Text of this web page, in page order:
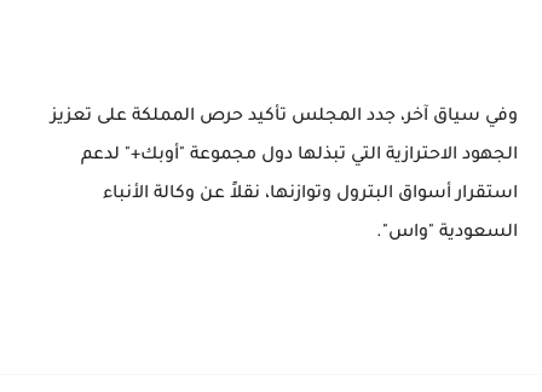
وفي سياق آخر، جدد المجلس تأكيد حرص المملكة على تعزيز
الجهود الاحترازية التي تبذلها دول مجموعة "أوبك+" لدعم
استقرار أسواق البترول وتوازنها، نقلاً عن وكالة الأنباء
السعودية "واس".